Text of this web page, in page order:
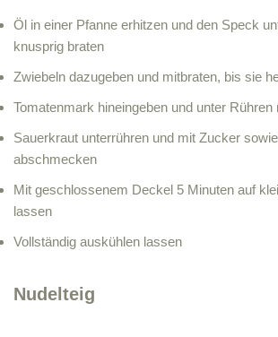
Öl in einer Pfanne erhitzen und den Speck
knusprig braten
Zwiebeln dazugeben und mitbraten, bis sie
Tomatenmark hineingeben und unter Rühren
Sauerkraut unterrühren und mit Zucker
abschmecken
Mit geschlossenem Deckel 5 Minuten auf
lassen
Vollständig auskühlen lassen
Nudelteig